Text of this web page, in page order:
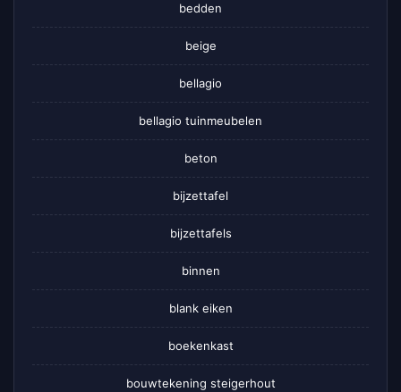
bedden
beige
bellagio
bellagio tuinmeubelen
beton
bijzettafel
bijzettafels
binnen
blank eiken
boekenkast
bouwtekening steigerhout